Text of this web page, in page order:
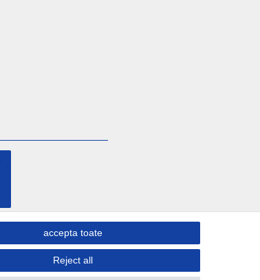
accepta toate
Reject all